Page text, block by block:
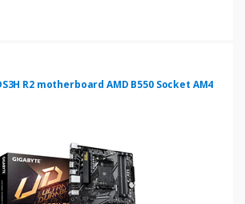
R2 motherboard AMD B550 Socket AM4